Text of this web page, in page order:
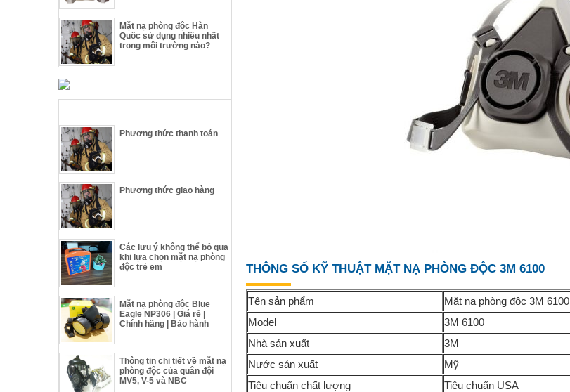
THÔNG SỐ KỸ THUẬT MẶT NẠ PHÒNG ĐỘC 3M 6100
Tên sản phẩm
Mặt nạ phòng độc 3M 6100
Model
3M 6100
Nhà sản xuất
3M
Nước sản xuất
Mỹ
Tiêu chuẩn chất lượng
Tiêu chuẩn USA
Mặt nạ phòng độc Hàn
Quốc sử dụng nhiều nhất
trong môi trường nào?
Phương thức thanh toán
Phương thức giao hàng
Các lưu ý không thể bỏ qua
khi lựa chọn mặt nạ phòng
độc trẻ em
Mặt nạ phòng độc Blue
Eagle NP306 | Giá rẻ |
Chính hãng | Bảo hành
Thông tin chi tiết về mặt nạ
phòng độc của quân đội
MV5, V-5 và NBC